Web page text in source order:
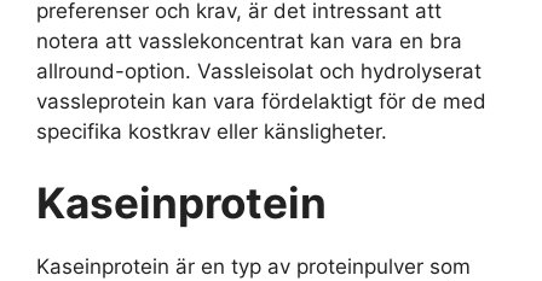
preferenser och krav, är det intressant att
notera att vasslekoncentrat kan vara en bra
allround-option. Vassleisolat och hydrolyserat
vassleprotein kan vara fördelaktigt för de med
specifika kostkrav eller känsligheter.
Kaseinprotein
Kaseinprotein är en typ av proteinpulver som